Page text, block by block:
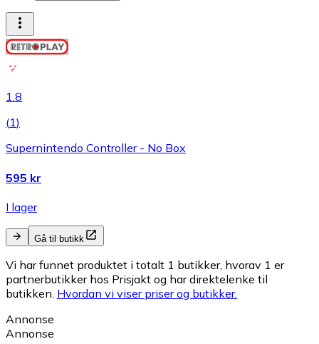
1.8
(1)
Supernintendo Controller - No Box
595 kr
I lager
Gå til butikk
Vi har funnet produktet i totalt 1 butikker, hvorav 1 er
partnerbutikker hos Prisjakt og har direktelenke til
butikken. Hvordan vi viser priser og butikker.
Annonse
Annonse